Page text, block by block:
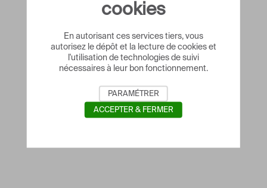
cookies
En autorisant ces services tiers, vous
autorisez le dépôt et la lecture de cookies et
l'utilisation de technologies de suivi
nécessaires à leur bon fonctionnement.
PARAMÉTRER
ACCEPTER & FERMER